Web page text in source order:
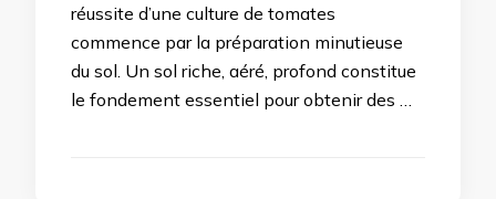
réussite d’une culture de tomates
commence par la préparation minutieuse
du sol. Un sol riche, aéré, profond constitue
le fondement essentiel pour obtenir des …